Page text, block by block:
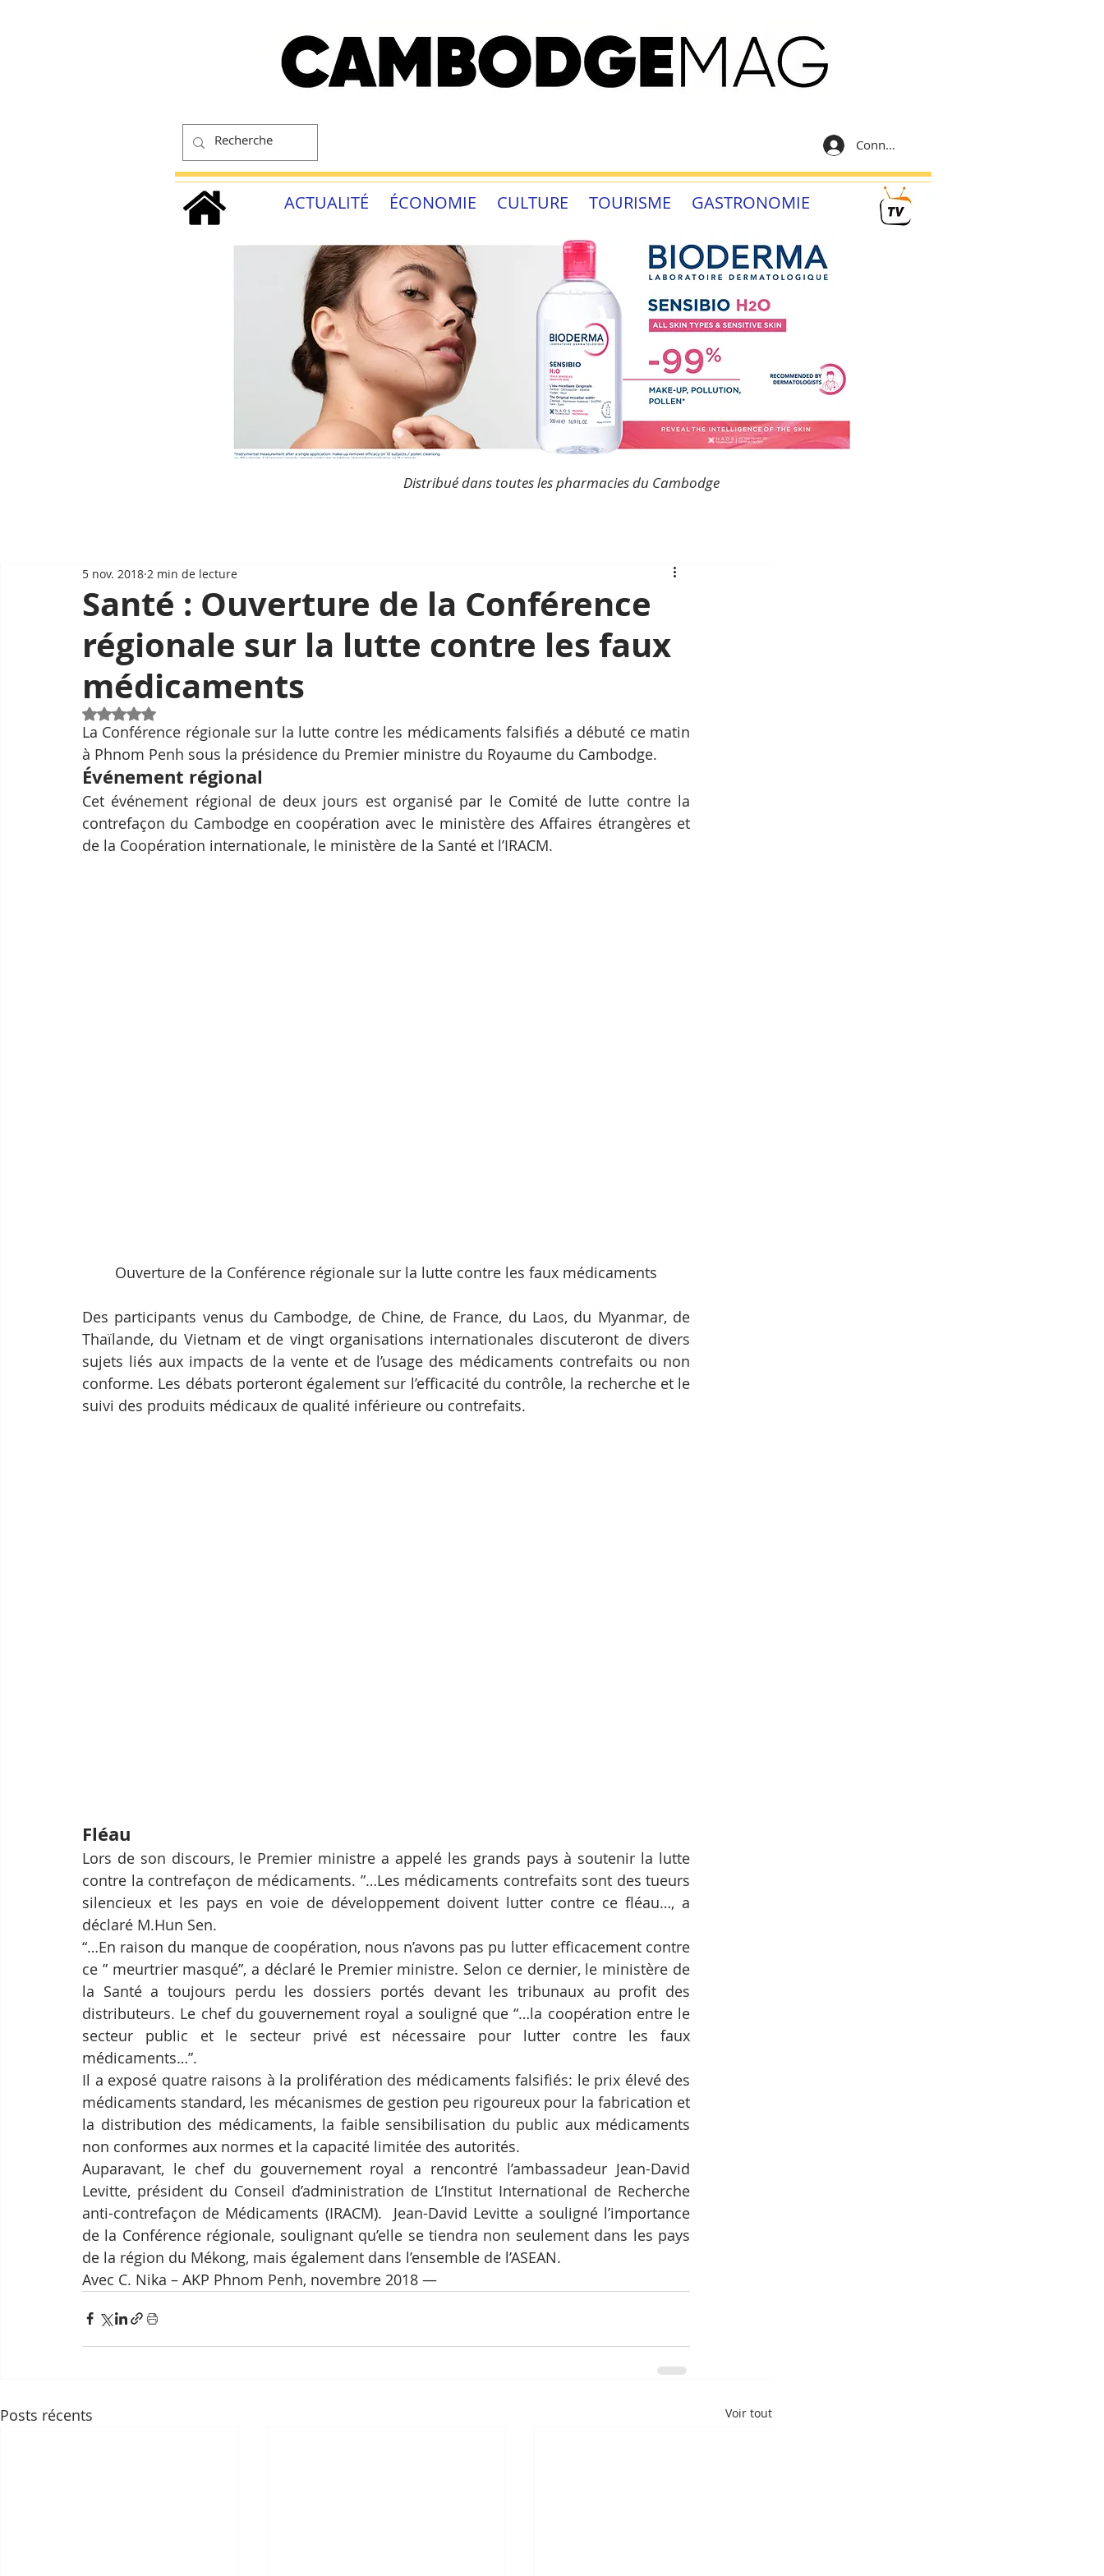
Connexion
ACTUALITÉ ÉCONOMIE CULTURE TOURISME GASTRONOMIE
Distribué dans toutes les pharmacies du Cambodge
Santé : Ouverture de la Conférence
régionale sur la lutte contre les faux
médicaments
5 nov. 2018 2 min de lecture
Noté NaN étoiles sur 5.
La Conférence régionale sur la lutte contre les médicaments falsifiés a débuté ce matin
à Phnom Penh sous la présidence du Premier ministre du Royaume du Cambodge.
Événement régional
Cet événement régional de deux jours est organisé par le Comité de lutte contre la
contrefaçon du Cambodge en coopération avec le ministère des Affaires étrangères et
de la Coopération internationale, le ministère de la Santé et l’IRACM.
Ouverture de la Conférence régionale sur la lutte contre les faux médicaments
Des participants venus du Cambodge, de Chine, de France, du Laos, du Myanmar, de
Thaïlande, du Vietnam et de vingt organisations internationales discuteront de divers
sujets liés aux impacts de la vente et de l’usage des médicaments contrefaits ou non
conforme. Les débats porteront également sur l’efficacité du contrôle, la recherche et le
suivi des produits médicaux de qualité inférieure ou contrefaits.
Fléau
Lors de son discours, le Premier ministre a appelé les grands pays à soutenir la lutte
contre la contrefaçon de médicaments. ”…Les médicaments contrefaits sont des tueurs
silencieux et les pays en voie de développement doivent lutter contre ce fléau…, a
déclaré M.Hun Sen.
“…En raison du manque de coopération, nous n’avons pas pu lutter efficacement contre
ce ” meurtrier masqué”, a déclaré le Premier ministre. Selon ce dernier, le ministère de
la Santé a toujours perdu les dossiers portés devant les tribunaux au profit des
distributeurs. Le chef du gouvernement royal a souligné que “…la coopération entre le
secteur public et le secteur privé est nécessaire pour lutter contre les faux
médicaments…”.
Il a exposé quatre raisons à la prolifération des médicaments falsifiés: le prix élevé des
médicaments standard, les mécanismes de gestion peu rigoureux pour la fabrication et
la distribution des médicaments, la faible sensibilisation du public aux médicaments
non conformes aux normes et la capacité limitée des autorités.
Auparavant, le chef du gouvernement royal a rencontré l’ambassadeur Jean-David
Levitte, président du Conseil d’administration de L’Institut International de Recherche
anti-contrefaçon de Médicaments (IRACM).  Jean-David Levitte a souligné l’importance
de la Conférence régionale, soulignant qu’elle se tiendra non seulement dans les pays
de la région du Mékong, mais également dans l’ensemble de l’ASEAN.
Avec C. Nika – AKP Phnom Penh, novembre 2018 —
Posts récents Voir tout